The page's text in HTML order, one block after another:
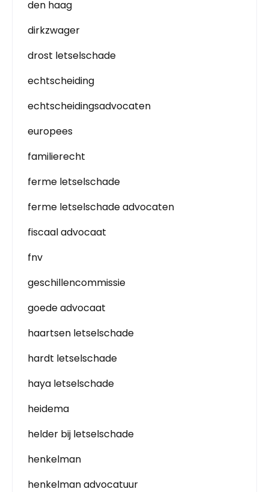
den haag
dirkzwager
drost letselschade
echtscheiding
echtscheidingsadvocaten
europees
familierecht
ferme letselschade
ferme letselschade advocaten
fiscaal advocaat
fnv
geschillencommissie
goede advocaat
haartsen letselschade
hardt letselschade
haya letselschade
heidema
helder bij letselschade
henkelman
henkelman advocatuur